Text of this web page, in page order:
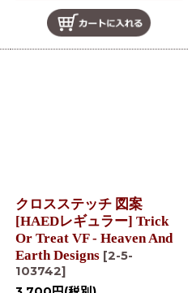
クロスステッチ 図案
[HAEDレギュラー] Trick
Or Treat VF - Heaven And
Earth Designs [2-5-
103742]